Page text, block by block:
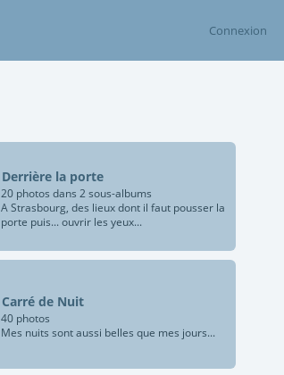
Connexion
Derrière la porte
20 photos dans 2 sous-albums
A Strasbourg, des lieux dont il faut pousser la
porte puis... ouvrir les yeux...
Carré de Nuit
40 photos
Mes nuits sont aussi belles que mes jours...